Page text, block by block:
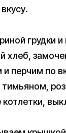
грудки и
перчим по